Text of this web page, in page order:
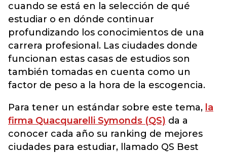
cuando se está en la selección de qué
estudiar o en dónde continuar
profundizando los conocimientos de una
carrera profesional. Las ciudades donde
funcionan estas casas de estudios son
también tomadas en cuenta como un
factor de peso a la hora de la escogencia.
Para tener un estándar sobre este tema, la
firma Quacquarelli Symonds (QS) da a
conocer cada año su ranking de mejores
ciudades para estudiar, llamado QS Best